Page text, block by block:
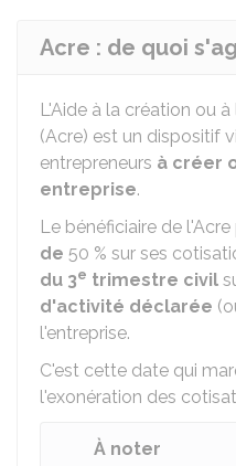
Acre : de quoi
L'Aide à la création ou
(Acre) est un dispositif
entrepreneurs à créer
entreprise.
Le bénéficiaire de
de 50 % sur ses
du 3e trimestre civil
d'activité déclarée
l'entreprise.
C'est cette date qui
l'exonération des
À noter